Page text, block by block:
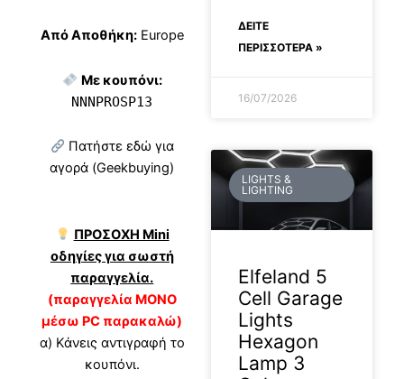
Από Αποθήκη:Europe
Με κουπόνι:
NNNPROSP13
Πατήστε εδώ για
αγορά (Geekbuying)
ΠΡΟΣΟΧΗ Mini
οδηγίες για σωστή
παραγγελία.
(παραγγελία ΜΟΝΟ
μέσω PC παρακαλώ)
α) Κάνεις αντιγραφή το
κουπόνι.
ΔΕΊΤΕ
ΠΕΡΙΣΣΟΤΕΡΑ »
16/07/2026
LIGHTS &
LIGHTING
Elfeland 5
Cell Garage
Lights
Hexagon
Lamp 3